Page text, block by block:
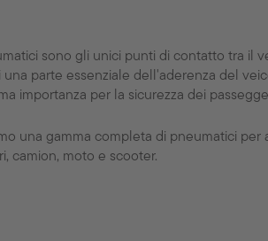
sono gli unici punti di contatto tra il
una parte essenziale dell'aderenza del
importanza per la sicurezza dei
una gamma completa di pneumatici per
camion, moto e scooter.